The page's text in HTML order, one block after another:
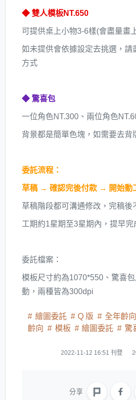
◆ 雙人模板NT.650
可提供桌上小物3-6樣(會盡量畫
如未提供會依據設定去挑選，請
方式
◆ 驚喜包
一位角色NT.300、兩位角色
背景都是簡單色塊，如需要去背
委託流程：
草稿 → 確認完後付款 → 開始動
草稿階段都可溝通修改，完稿後
工期約1星期至3星期內，提早
委託檔案：
模板尺寸約為1070*550、驚喜
動，兩種皆為300dpi
繪圖委託 Q 版 全年齡向
齡向
模板 繪圖委託 驚
2022-11-12 16:51 刊登
分享